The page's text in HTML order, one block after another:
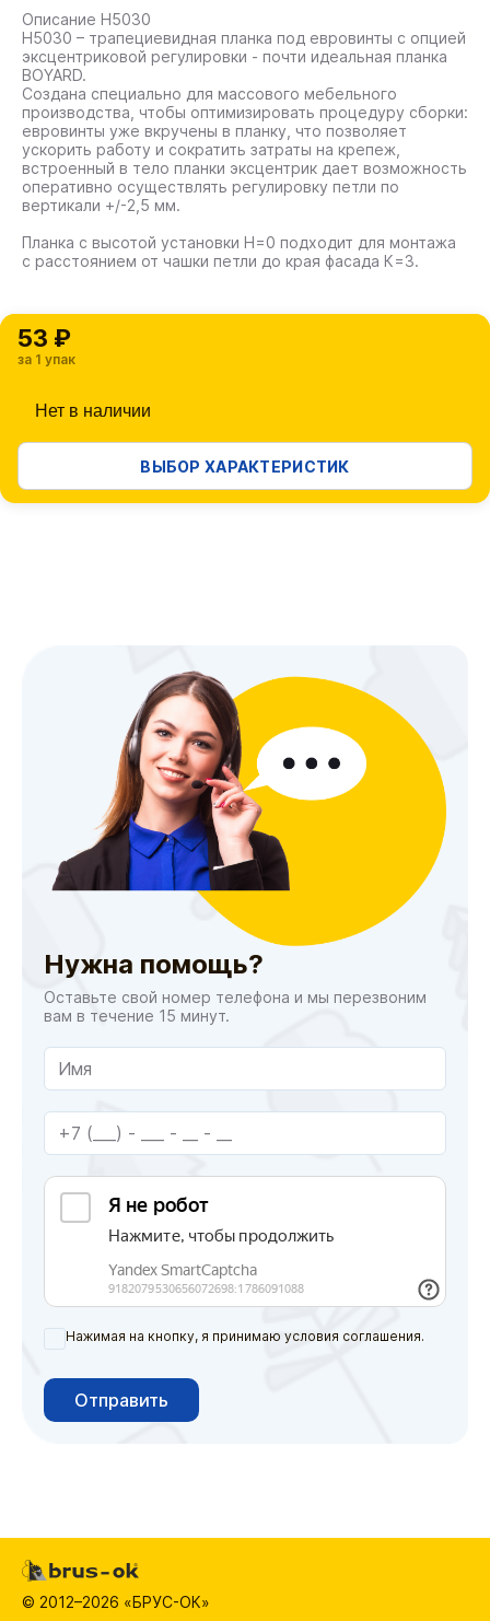
Описание H5030
Н5030 – трапециевидная планка под евровинты с опцией
эксцентриковой регулировки - почти идеальная планка
BOYARD.
Создана специально для массового мебельного
производства, чтобы оптимизировать процедуру сборки:
евровинты уже вкручены в планку, что позволяет
ускорить работу и сократить затраты на крепеж,
встроенный в тело планки эксцентрик дает возможность
оперативно осуществлять регулировку петли по
вертикали +/-2,5 мм.
Планка с высотой установки Н=0 подходит для монтажа
с расстоянием от чашки петли до края фасада К=3.
53 ₽
за 1 упак
Нет в наличии
ВЫБОР ХАРАКТЕРИСТИК
Нужна помощь?
Оставьте свой номер телефона и мы перезвоним
вам в течение 15 минут.
Нажимая на кнопку, я принимаю условия соглашения.
Отправить
© 2012–2026 «БРУС-ОК»